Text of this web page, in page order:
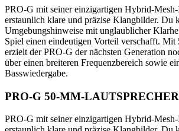
PRO-G mit seiner einzigartigen Hybrid-
erstaunlich klare und präzise Klangbilder. Du
Umgebungshinweise mit unglaublicher
Spiel einen eindeutigen Vorteil verschafft. Mit
erzielt der PRO-G der nächsten Generation
über einen breiteren Frequenzbereich sowie
Basswiedergabe.
PRO-G 50-MM-LAUTSPRECHER
PRO-G mit seiner einzigartigen Hybrid-